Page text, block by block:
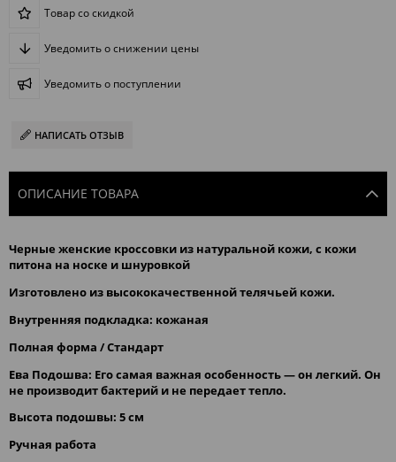
Товар со скидкой
Уведомить о снижении цены
Уведомить о поступлении
НАПИСАТЬ ОТЗЫВ
ОПИСАНИЕ ТОВАРА
Черные женские кроссовки из натуральной кожи, с кожи
питона на носке и шнуровкой
Изготовлено из высококачественной телячьей кожи.
Внутренняя подкладка: кожаная
Полная форма / Стандарт
Ева Подошва: Его самая важная особенность — он легкий. Он
не производит бактерий и не передает тепло.
Bысота подошвы: 5 см
Pучная работа